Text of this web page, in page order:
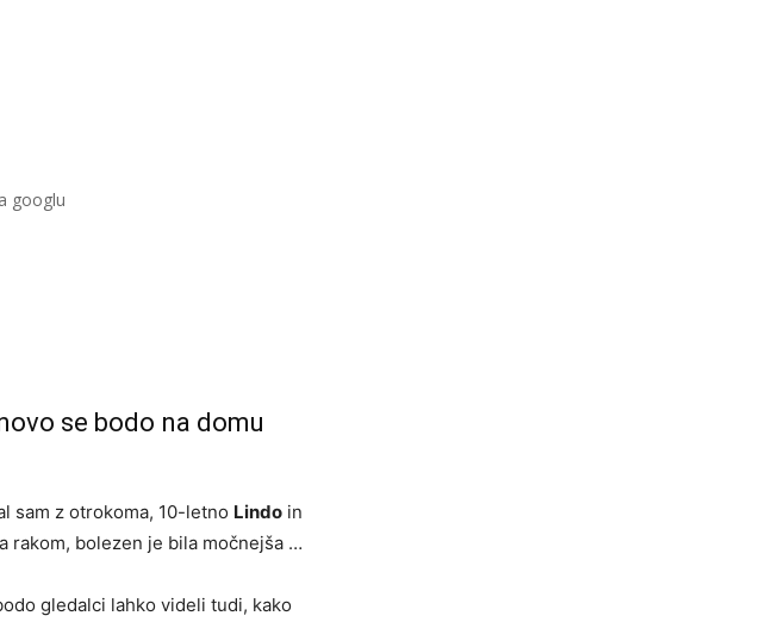
googlu
se bodo na domu
sam z otrokoma, 10-letno Lindo in
rakom, bolezen je bila močnejša …
gledalci lahko videli tudi, kako